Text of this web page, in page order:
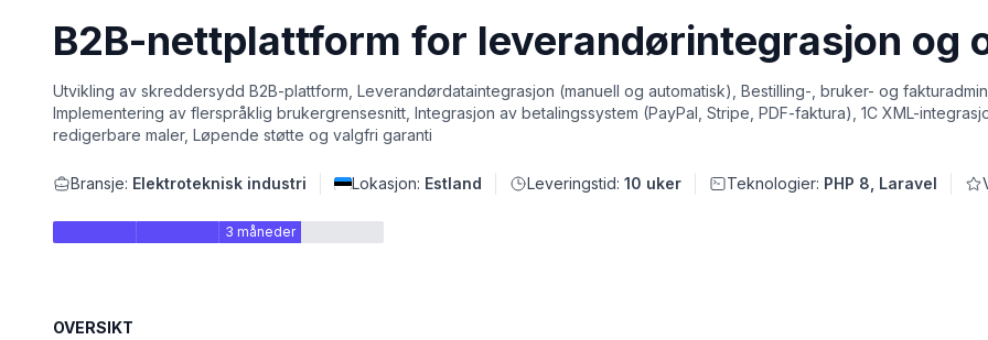
B2B-nettplattform for leverandørintegrasjon og
Utvikling av skreddersydd B2B-plattform, Leverandørdataintegrasjon (manuell og automatisk), Bestilling-, bruker- og
Implementering av flerspråklig brukergrensesnitt, Integrasjon av betalingssystem (PayPal, Stripe, PDF-faktura), 1C XML-
redigerbare maler, Løpende støtte og valgfri garanti
Bransje: Elektroteknisk industri Lokasjon: Estland Leveringstid: 10 uker Teknologier: PHP 8, Laravel
3 måneder
OVERSIKT